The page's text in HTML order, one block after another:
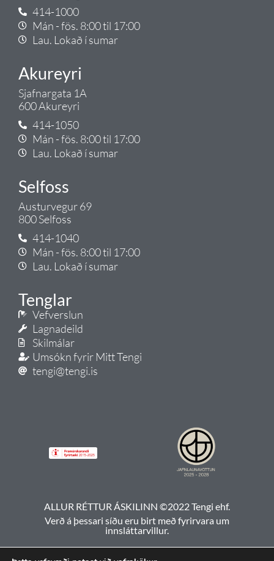
414-1000
Mán - fös. 8:00 til 17:00
Lau. Lokað í sumar
Akureyri
Sjafnargata 1A
600 Akureyri
414-1050
Mán - fös. 8:00 til 17:00
Lau. Lokað í sumar
Selfoss
Austurvegur 69
800 Selfoss
414-1040
Mán - fös. 8:00 til 17:00
Lau. Lokað í sumar
Tenglar
Vefverslun
Lagnadeild
Skilmálar
Umsókn fyrir Mitt Tengi
tengi@tengi.is
ALLUR RÉTTUR ÁSKILINN ©2022 Tengi ehf.
Verð á þessari síðu eru birt með fyrirvara um
innsláttarvillur.